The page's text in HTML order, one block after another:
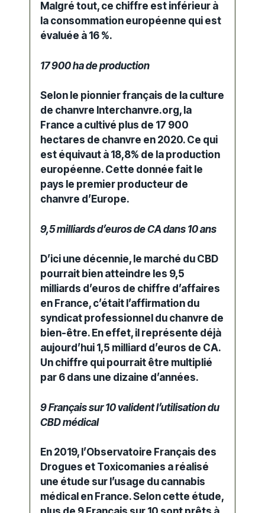
Malgré tout, ce chiffre est inférieur à
la consommation européenne qui est
évaluée à 16 %.
17 900 ha de production
Selon le pionnier français de la culture
de chanvre Interchanvre.org, la
France a cultivé plus de 17 900
hectares de chanvre en 2020. Ce qui
est équivaut à 18,8% de la production
européenne. Cette donnée fait le
pays le premier producteur de
chanvre d’Europe.
9,5 milliards d’euros de CA dans 10 ans
D’ici une décennie, le marché du CBD
pourrait bien atteindre les 9,5
milliards d’euros de chiffre d’affaires
en France, c’était l’affirmation du
syndicat professionnel du chanvre de
bien-être. En effet, il représente déjà
aujourd’hui 1,5 milliard d’euros de CA.
Un chiffre qui pourrait être multiplié
par 6 dans une dizaine d’années.
9 Français sur 10 valident l’utilisation du
CBD médical
En 2019, l’Observatoire Français des
Drogues et Toxicomanies a réalisé
une étude sur l’usage du cannabis
médical en France. Selon cette étude,